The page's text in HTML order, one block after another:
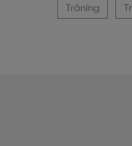
Träning